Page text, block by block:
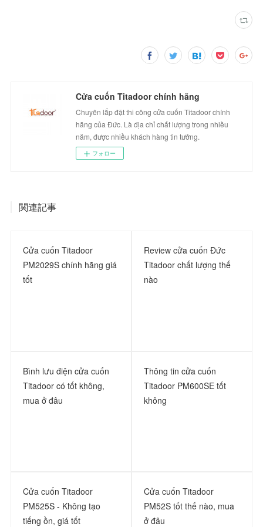
Cửa cuốn Titadoor chính hãng
Chuyên lắp đặt thi công cửa cuốn Titadoor chính
hãng của Đức. Là địa chỉ chất lượng trong nhiều
năm, được nhiều khách hàng tin tưởng.
フォロー
関連記事
Cửa cuốn Titadoor
PM2029S chính hãng giá
tốt
Review cửa cuốn Đức
Titadoor chất lượng thế
nào
Bình lưu điện cửa cuốn
Titadoor có tốt không,
mua ở đâu
Thông tin cửa cuốn
Titadoor PM600SE tốt
không
Cửa cuốn Titadoor
PM525S - Không tạo
tiếng ồn, giá tốt
Cửa cuốn Titadoor
PM52S tốt thế nào, mua
ở đâu